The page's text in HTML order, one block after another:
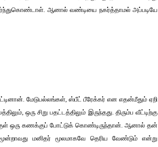
ஆனால் வண்டியை நகர்த்தாமல் அப்படியே
மேடுபல்லங்கள், ஸ்பீட் பீரேக்கர் என எதன்மீதும் ஏறி
ஒரு சிறு பதட்டத்திலும் இருந்தது. திரும்ப வீட்டிற்கு
ஒரு கணக்குப் போட்டுக் கொண்டிருந்தான். ஆனால் தன்
மனிதர் மூலமாகவே தெரிய வேண்டும் என்று